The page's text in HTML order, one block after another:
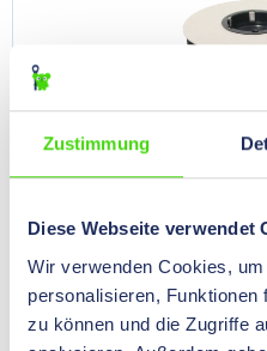
Zustimmung
Diese Webseite verwendet
Wir verwenden Cookies,
personalisieren, Funktionen
zu können und die Zugriffe
ONE-WRAP® Klett-
VELCRO® VE / Spule,
schwarz
64000